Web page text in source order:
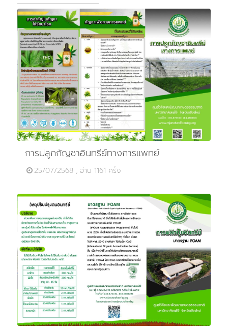
การปลูกกัญชาอินทรีย์ทางการแพทย์
25/07/2568 , อ่าน 1161 ครั้ง